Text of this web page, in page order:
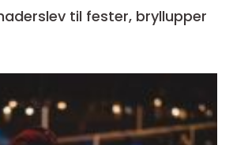
til fester, bryllupper